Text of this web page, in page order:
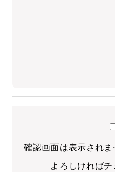
確認画面は表示され
よろしければチ